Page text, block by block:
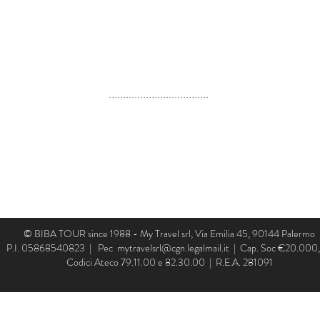
...................................
© BIBA TOUR since 1988 - My Travel srl, Via Emilia 45, 90144 Palermo
P.I. 05868540823 | Pec mytravelsrl@cgn.legalmail.it | Cap. Soc
Codici Ateco 79.11.00 e 82.30.00 | R.E.A. 281091